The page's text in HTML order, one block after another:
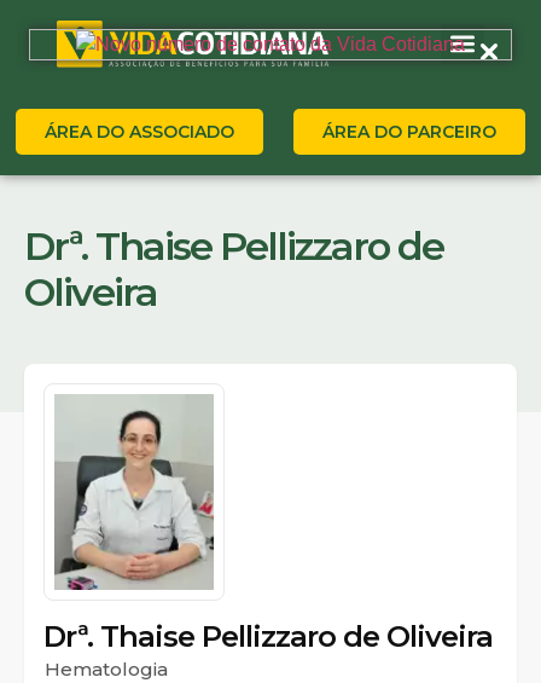
ÁREA DO ASSOCIADO ÁREA DO PARCEIRO
Drª. Thaise Pellizzaro de
Oliveira
Drª. Thaise Pellizzaro de Oliveira
Hematologia